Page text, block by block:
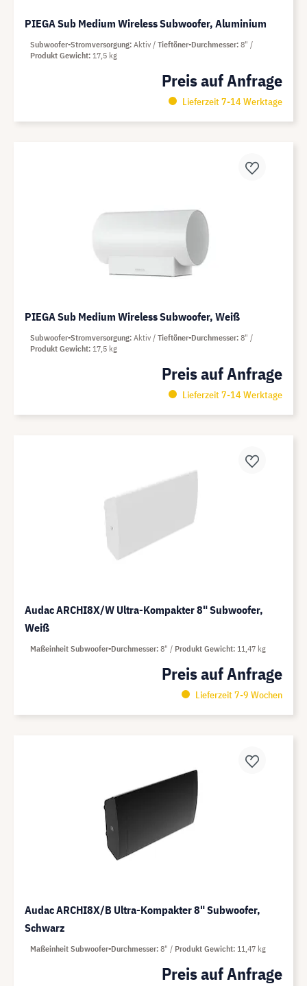
PIEGA Sub Medium Wireless Subwoofer, Aluminium
Preis auf Anfrage
Lieferzeit 7-14 Werktage
Subwoofer-Stromversorgung Aktiv Tieftöner-Durchmesser 8"
Produkt Gewicht 17,5 kg
PIEGA Sub Medium Wireless Subwoofer, Weiß
Preis auf Anfrage
Lieferzeit 7-14 Werktage
Subwoofer-Stromversorgung Aktiv Tieftöner-Durchmesser 8"
Produkt Gewicht 17,5 kg
Audac ARCHI8X/W Ultra-Kompakter 8" Subwoofer,
Weiß
Preis auf Anfrage
Lieferzeit 7-9 Wochen
Maßeinheit Subwoofer-Durchmesser 8" Produkt Gewicht 11,47 kg
Audac ARCHI8X/B Ultra-Kompakter 8" Subwoofer,
Schwarz
Preis auf Anfrage
Maßeinheit Subwoofer-Durchmesser 8" Produkt Gewicht 11,47 kg